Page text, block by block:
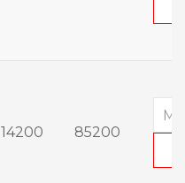
14200 85200